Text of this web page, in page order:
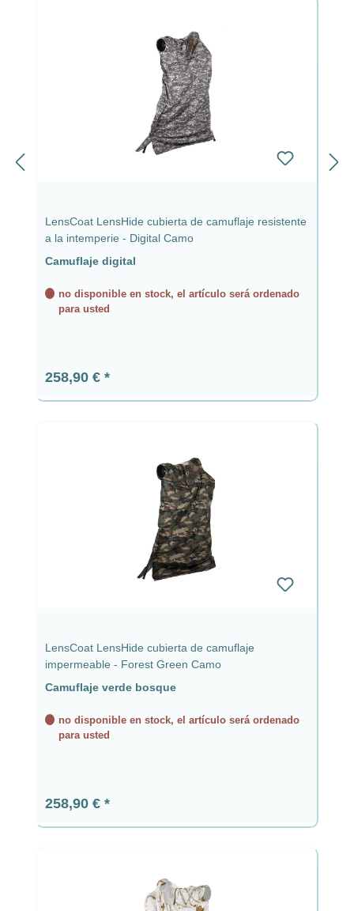
LensCoat LensHide cubierta de camuflaje resistente
a la intemperie - Digital Camo
Camuflaje digital
no disponible en stock, el artículo será ordenado
para usted
Precio normal:
258,90 €
LensCoat LensHide cubierta de camuflaje
impermeable - Forest Green Camo
Camuflaje verde bosque
no disponible en stock, el artículo será ordenado
para usted
Precio normal:
258,90 €